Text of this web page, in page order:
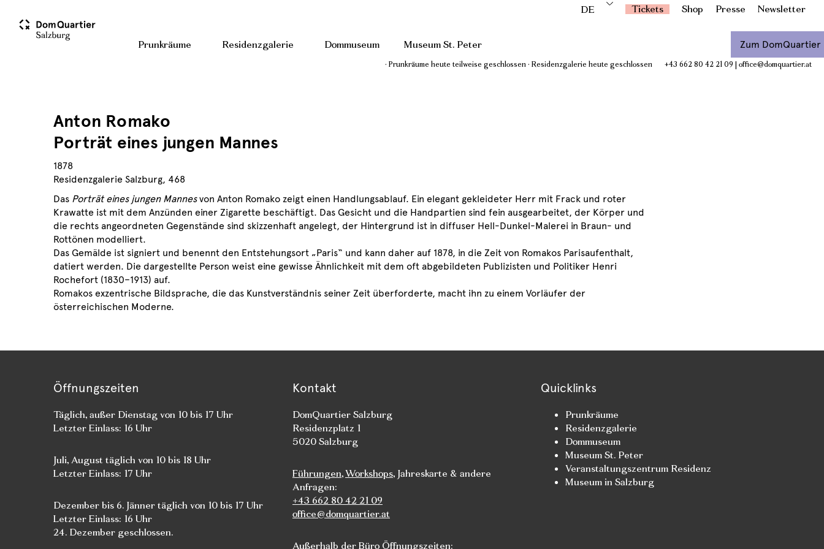
DE Tickets Shop Presse Newsletter
Prunkräume Residenzgalerie Dommuseum Museum St. Peter Zum DomQuartier
· Prunkräume heute teilweise geschlossen · Residenzgalerie heute geschlossen +43 662 80 42 21 09 | office@domquartier.at
Anton Romako
Porträt eines jungen Mannes
1878
Residenzgalerie Salzburg, 468
Das Porträt eines jungen Mannesvon Anton Romako zeigt einen Handlungsablauf. Ein elegant gekleideter Herr mit Frack und roter
Krawatte ist mit dem Anzünden einer Zigarette beschäftigt. Das Gesicht und die Handpartien sind fein ausgearbeitet, der Körper und
die rechts angeordneten Gegenstände sind skizzenhaft angelegt, der Hintergrund ist in diffuser Hell-Dunkel-Malerei in Braun- und
Rottönen modelliert.
Das Gemälde ist signiert und benennt den Entstehungsort „Paris“ und kann daher auf 1878, in die Zeit von Romakos Parisaufenthalt,
datiert werden. Die dargestellte Person weist eine gewisse Ähnlichkeit mit dem oft abgebildeten Publizisten und Politiker Henri
Rochefort (1830–1913) auf.
Romakos exzentrische Bildsprache, die das Kunstverständnis seiner Zeit überforderte, macht ihn zu einem Vorläufer der
österreichischen Moderne.
Kontakt
DomQuartier Salzburg
Residenzplatz 1
5020 Salzburg
Führungen,Workshops, Jahreskarte & andere
Anfragen:
+43 662 80 42 21 09
office@domquartier.at
Außerhalb der Büro Öffnungszeiten:
Öffnungszeiten
Täglich, außer Dienstag von 10 bis 17 Uhr
Letzter Einlass: 16 Uhr
Juli, August täglich von 10 bis 18 Uhr
Letzter Einlass: 17 Uhr
Dezember bis 6. Jänner täglich von 10 bis 17 Uhr
Letzter Einlass: 16 Uhr
24. Dezember geschlossen.
Quicklinks
Prunkräume
Residenzgalerie
Dommuseum
Museum St. Peter
Veranstaltungszentrum Residenz
Museum in Salzburg